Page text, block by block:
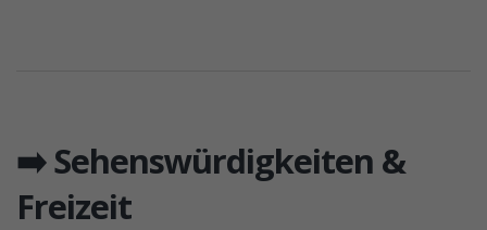
➡️ Sehenswürdigkeiten &
Freizeit